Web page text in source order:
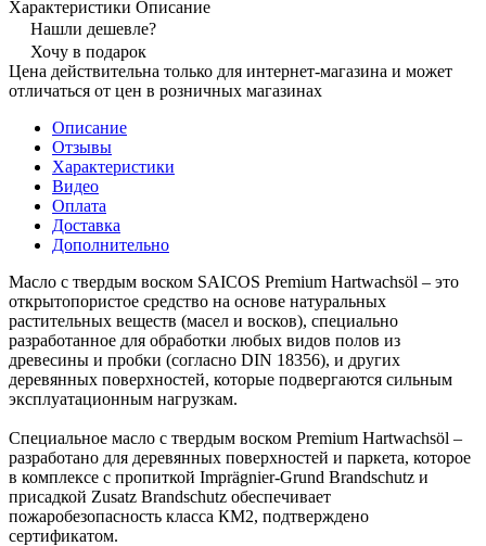
Характеристики Описание
Нашли дешевле?
Хочу в подарок
Цена действительна только для интернет-магазина и может
отличаться от цен в розничных магазинах
Описание
Отзывы
Характеристики
Видео
Оплата
Доставка
Дополнительно
Масло с твердым воском SAICOS Premium Hartwachsöl – это
открытопористое средство на основе натуральных
растительных веществ (масел и восков), специально
разработанное для обработки любых видов полов из
древесины и пробки (согласно DIN 18356), и других
деревянных поверхностей, которые подвергаются сильным
эксплуатационным нагрузкам.
Специальное масло с твердым воском Premium Hartwachsöl –
разработано для деревянных поверхностей и паркета, которое
в комплексе с пропиткой Imprägnier-Grund Brandschutz и
присадкой Zusatz Brandschutz обеспечивает
пожаробезопасность класса КМ2, подтверждено
сертификатом.